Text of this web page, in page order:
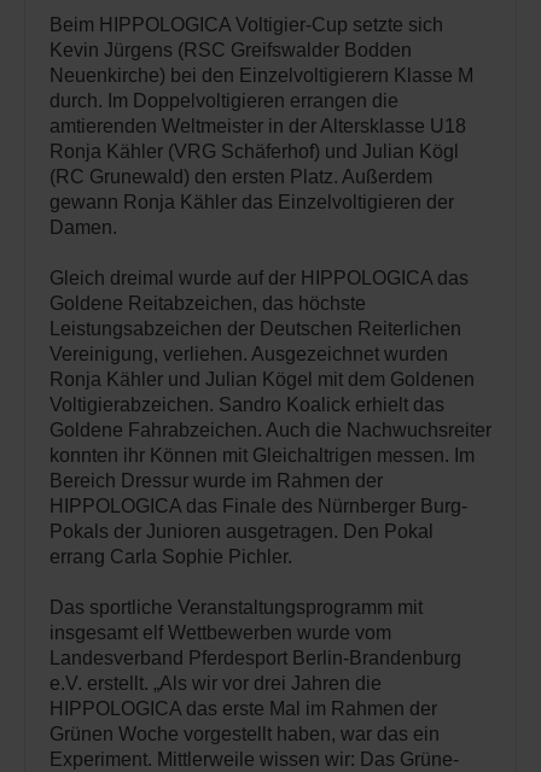
Beim HIPPOLOGICA Voltigier-Cup setzte sich
Kevin Jürgens (RSC Greifswalder Bodden
Neuenkirche) bei den Einzelvoltigierern Klasse M
durch. Im Doppelvoltigieren errangen die
amtierenden Weltmeister in der Altersklasse U18
Ronja Kähler (VRG Schäferhof) und Julian Kögl
(RC Grunewald) den ersten Platz. Außerdem
gewann Ronja Kähler das Einzelvoltigieren der
Damen.
Gleich dreimal wurde auf der HIPPOLOGICA das
Goldene Reitabzeichen, das höchste
Leistungsabzeichen der Deutschen Reiterlichen
Vereinigung, verliehen. Ausgezeichnet wurden
Ronja Kähler und Julian Kögel mit dem Goldenen
Voltigierabzeichen. Sandro Koalick erhielt das
Goldene Fahrabzeichen. Auch die Nachwuchsreiter
konnten ihr Können mit Gleichaltrigen messen. Im
Bereich Dressur wurde im Rahmen der
HIPPOLOGICA das Finale des Nürnberger Burg-
Pokals der Junioren ausgetragen. Den Pokal
errang Carla Sophie Pichler.
Das sportliche Veranstaltungsprogramm mit
insgesamt elf Wettbewerben wurde vom
Landesverband Pferdesport Berlin-Brandenburg
e.V. erstellt. „Als wir vor drei Jahren die
HIPPOLOGICA das erste Mal im Rahmen der
Grünen Woche vorgestellt haben, war das ein
Experiment. Mittlerweile wissen wir: Das Grüne-